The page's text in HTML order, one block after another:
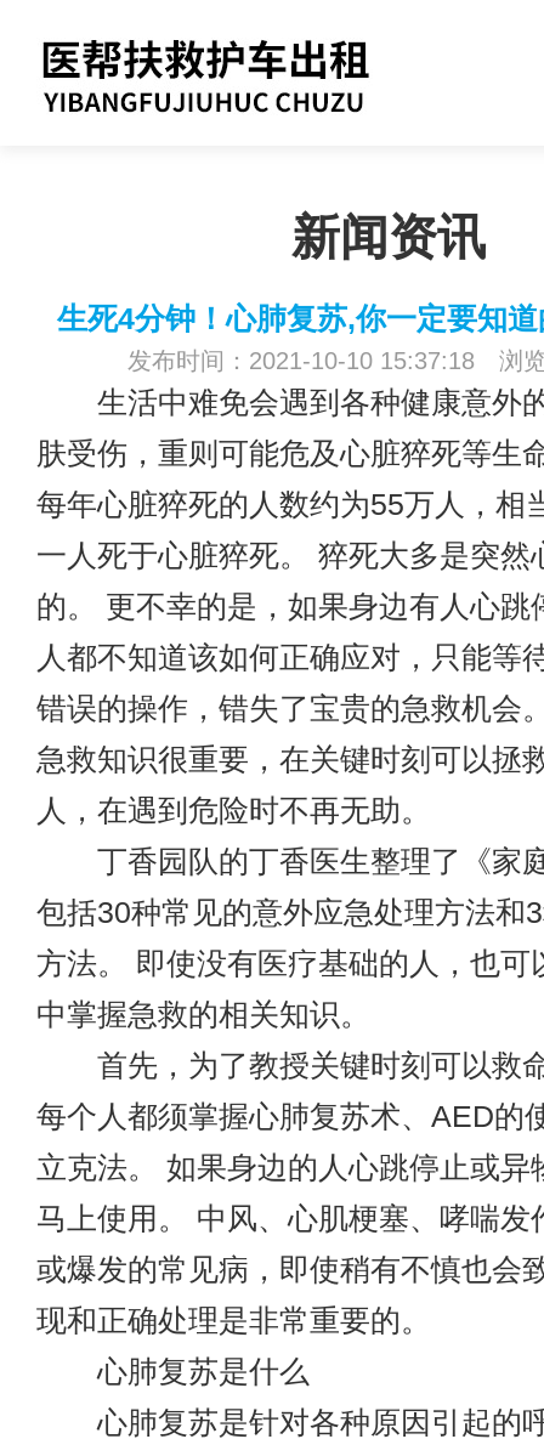
新闻资讯
生死4分钟！心肺复苏,你一定要知
发布时间：2021-10-10 15:37:18 浏
生活中难免会遇到各种健康意外
肤受伤，重则可能危及心脏猝死等生
每年心脏猝死的人数约为55万人，相
一人死于心脏猝死。 猝死大多是突然
的。 更不幸的是，如果身边有人心跳
人都不知道该如何正确应对，只能等
错误的操作，错失了宝贵的急救机会
急救知识很重要，在关键时刻可以拯
人，在遇到危险时不再无助。
丁香园队的丁香医生整理了《家
包括30种常见的意外应急处理方法和
方法。 即使没有医疗基础的人，也可
中掌握急救的相关知识。
首先，为了教授关键时刻可以救
每个人都须掌握心肺复苏术、AED的
立克法。 如果身边的人心跳停止或异
马上使用。 中风、心肌梗塞、哮喘发
或爆发的常见病，即使稍有不慎也会
现和正确处理是非常重要的。
心肺复苏是什么
心肺复苏是针对各种原因引起的